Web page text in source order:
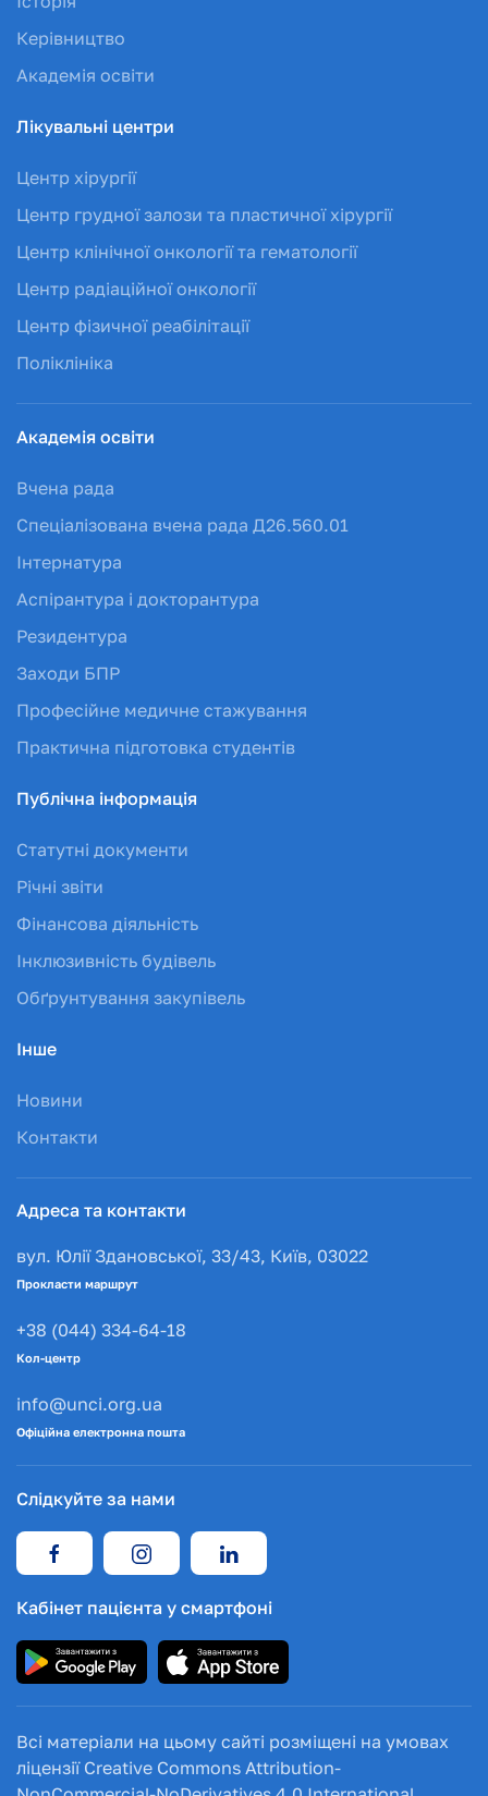
Керівництво
Академія освіти
Лікувальні центри
Центр хірургії
Центр грудної залози та пластичної хірургії
Центр клінічної онкології та гематології
Центр радіаційної онкології
Центр фізичної реабілітації
Поліклініка
Академія освіти
Вчена рада
Спеціалізована вчена рада Д26.560.01
Інтернатура
Аспірантура і докторантура
Резидентура
Заходи БПР
Професійне медичне стажування
Практична підготовка студентів
Публічна інформація
Статутні документи
Річні звіти
Фінансова діяльність
Інклюзивність будівель
Обґрунтування закупівель
Інше
Новини
Контакти
Адреса та контакти
вул. Юлії Здановської, 33/43, Київ, 03022
Прокласти маршрут
+38 (044) 334-64-18
Кол-центр
info@unci.org.ua
Офіційна електронна пошта
Слідкуйте за нами
Кабінет пацієнта у смартфоні
Всі матеріали на цьому сайті розміщені на умовах
ліцензії Creative Commons Attribution-